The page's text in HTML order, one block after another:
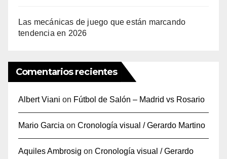
Las mecánicas de juego que están marcando
tendencia en 2026
Comentarios recientes
Albert Viani on Fútbol de Salón – Madrid vs Rosario
Mario Garcia on Cronología visual / Gerardo Martino
Aquiles Ambrosig on Cronología visual / Gerardo